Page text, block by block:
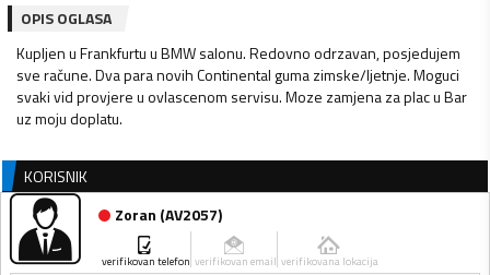
OPIS OGLASA
Kupljen u Frankfurtu u BMW salonu. Redovno odrzavan, posjedujem
sve račune. Dva para novih Continental guma zimske/ljetnje. Moguci
svaki vid provjere u ovlascenom servisu. Moze zamjena za plac u Bar
uz moju doplatu.
KORISNIK
Zoran (AV2057)
verifikovan telefon verifikovan email verifikovana lokacija